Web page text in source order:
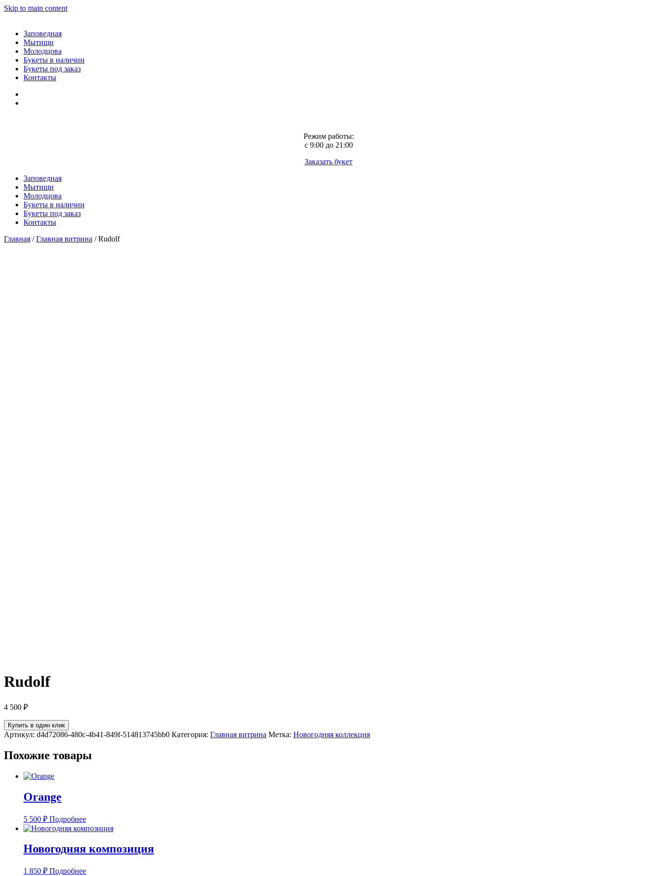
Skip to main content
Заповедная
Мытищи
Молодцова
Букеты в наличии
Букеты под заказ
Контакты
Режим работы:
с 9:00 до 21:00
Заказать букет
Заповедная
Мытищи
Молодцова
Букеты в наличии
Букеты под заказ
Контакты
Главная /Главная витрина / Rudolf
Rudolf
4 500 ₽
Купить в один клик
Артикул: d4d72086-480c-4b41-849f-514813745bb0 Категория: Главная витрина Метка: Новогодняя коллекция
Похожие товары
Orange
5 500 ₽ Подробнее
Новогодняя композиция
1 850 ₽ Подробнее